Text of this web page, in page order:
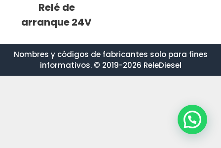
Relé de
arranque 24V
Nombres y códigos de fabricantes solo para fines
informativos. © 2019-2026 ReleDiesel